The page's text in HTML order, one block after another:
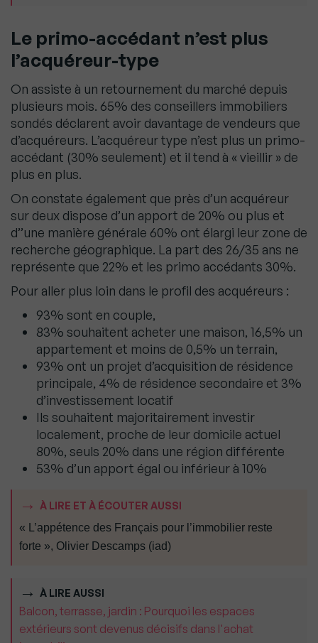
Le primo-accédant n’est plus
l’acquéreur-type
On assiste à un retournement du marché depuis
plusieurs mois. 65% des conseillers immobiliers
sondés déclarent avoir davantage de vendeurs que
d’acquéreurs. L’acquéreur type n’est plus un primo-
accédant (30% seulement) et il tend à « vieillir » de
plus en plus.
On constate également que près d’un acquéreur
sur deux dispose d’un apport de 20% ou plus et
d’’une manière générale 60% ont élargi leur zone de
recherche géographique. La part des 26/35 ans ne
représente que 22% et les primo accédants 30%.
Pour aller plus loin dans le profil des acquéreurs :
93% sont en couple,
83% souhaitent acheter une maison, 16,5% un
appartement et moins de 0,5% un terrain,
93% ont un projet d’acquisition de résidence
principale, 4% de résidence secondaire et 3%
d’investissement locatif
Ils souhaitent majoritairement investir
localement, proche de leur domicile actuel
80%, seuls 20% dans une région différente
53% d’un apport égal ou inférieur à 10%
À LIRE ET À ÉCOUTER AUSSI
« L’appétence des Français pour l’immobilier reste
forte », Olivier Descamps (iad)
À LIRE AUSSI
Balcon, terrasse, jardin : Pourquoi les espaces
extérieurs sont devenus décisifs dans l'achat